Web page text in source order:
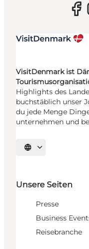
VisitDenmark ist
Highlights des
buchstäblich unser
du jede Menge
unternehmen und
Sprache auswählen
Unsere Seiten
Presse
Business
Reisebranche